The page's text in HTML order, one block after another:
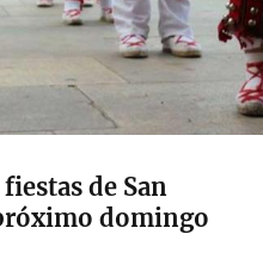
de San
domingo